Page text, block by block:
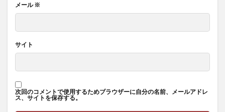
メール※
サイト
次回のコメントで使用するためブラウザーに自分の名前、メールアドレ
ス、サイトを保存する。